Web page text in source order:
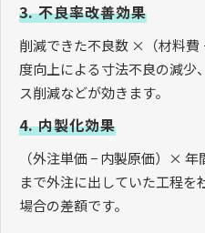
3. 不良率改善効果
削減できた不良数 ×（材料費
度向上による寸法不良の減少
ス削減などが効きます。
4. 内製化効果
（外注単価 − 内製原価）×
まで外注に出していた工程
場合の差額です。